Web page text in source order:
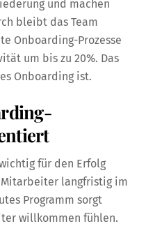
und machen
bleibt das Team
Onboarding-Prozesse
um bis zu 20%. Das
Onboarding ist.
für den Erfolg
langfristig im
Programm sorgt
willkommen fühlen.